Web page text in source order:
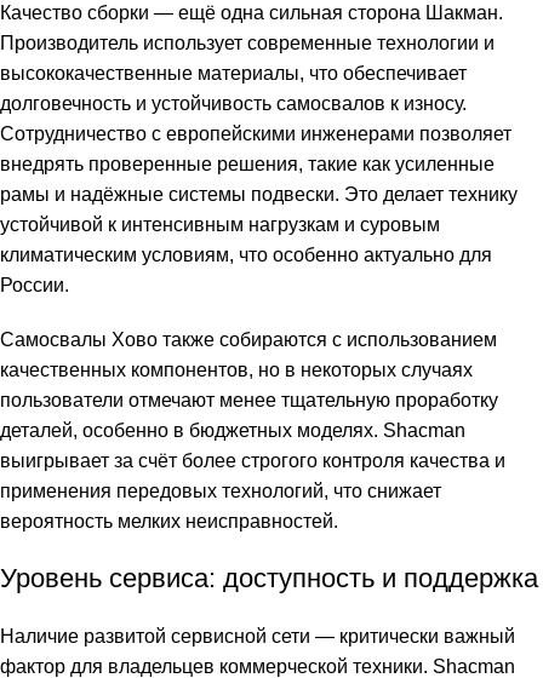
Качество сборки — ещё одна сильная сторона Шакман.
Производитель использует современные технологии и
высококачественные материалы, что обеспечивает
долговечность и устойчивость самосвалов к износу.
Сотрудничество с европейскими инженерами позволяет
внедрять проверенные решения, такие как усиленные
рамы и надёжные системы подвески. Это делает технику
устойчивой к интенсивным нагрузкам и суровым
климатическим условиям, что особенно актуально для
России.
Самосвалы Хово также собираются с использованием
качественных компонентов, но в некоторых случаях
пользователи отмечают менее тщательную проработку
деталей, особенно в бюджетных моделях. Shacman
выигрывает за счёт более строгого контроля качества и
применения передовых технологий, что снижает
вероятность мелких неисправностей.
Уровень сервиса: доступность и поддержка
Наличие развитой сервисной сети — критически важный
фактор для владельцев коммерческой техники. Shacman